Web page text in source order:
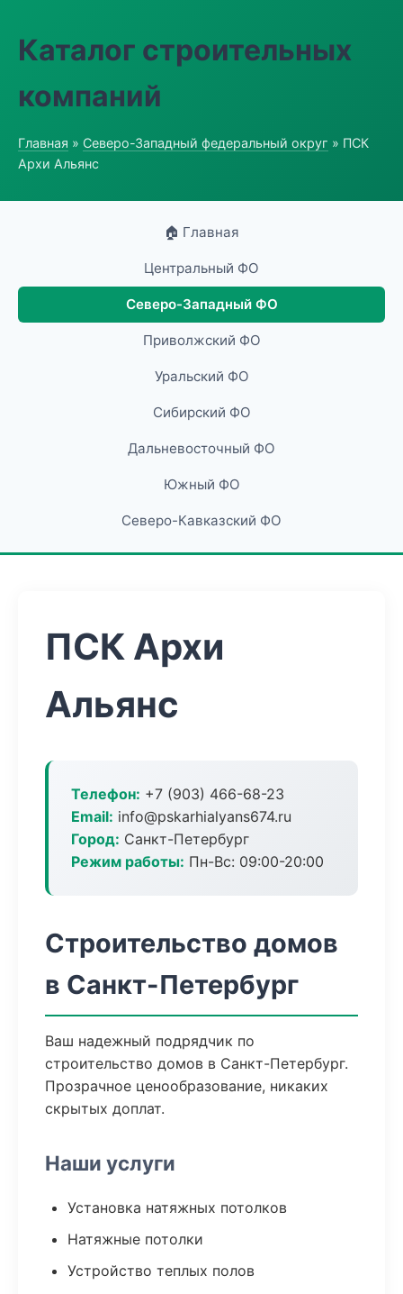
Каталог строительных
компаний
Главная » Северо-Западный федеральный округ » ПСК
Архи Альянс
🏠 Главная
Центральный ФО
Северо-Западный ФО
Приволжский ФО
Уральский ФО
Сибирский ФО
Дальневосточный ФО
Южный ФО
Северо-Кавказский ФО
ПСК Архи
Альянс
Телефон: +7 (903) 466-68-23
Email: info@pskarhialyans674.ru
Город: Санкт-Петербург
Режим работы: Пн-Вс: 09:00-20:00
Строительство домов
в Санкт-Петербург
Ваш надежный подрядчик по
строительство домов в Санкт-Петербург.
Прозрачное ценообразование, никаких
скрытых доплат.
Наши услуги
Установка натяжных потолков
Натяжные потолки
Устройство теплых полов